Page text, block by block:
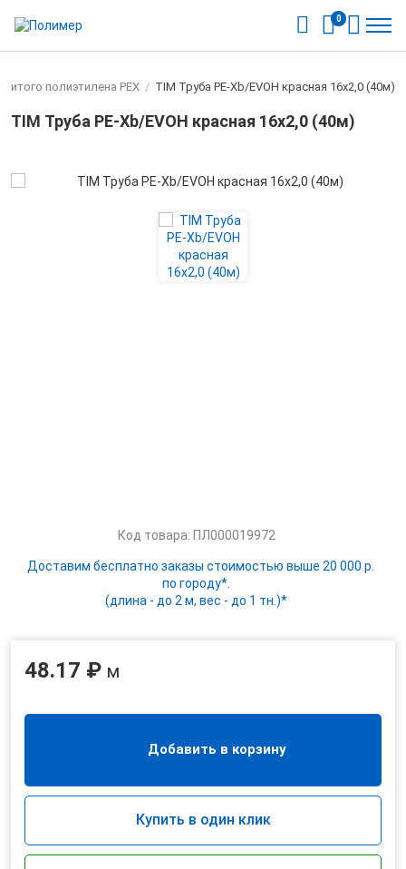
0
полиэтилена PEX / TIM Труба PE-Xb/EVOH красная 16х2,0 (40м)
TIM Труба PE-Xb/EVOH красная 16х2,0 (40м)
Код товара: ПЛ000019972
Доставим бесплатно заказы стоимостью выше 20 000 р.
по городу*.
(длина - до 2 м, вес - до 1 тн.)*
48.17 ₽ м
Добавить в корзину
Купить в один клик